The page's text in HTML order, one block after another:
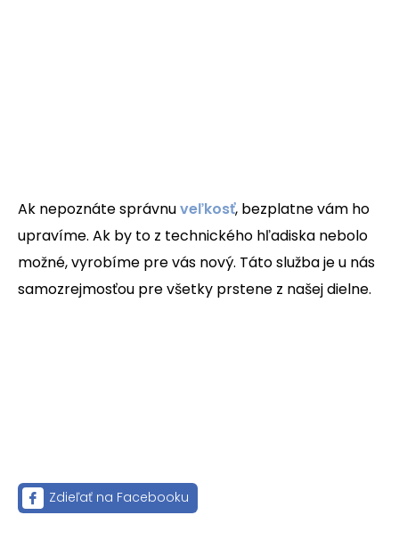
Ak nepoznáte správnuveľkosť, bezplatne vám ho
upravíme. Ak by to z technického hľadiska nebolo
možné, vyrobíme pre vás nový. Táto služba je u nás
samozrejmosťou pre všetky prstene z našej dielne.
Zdieľať na Facebooku